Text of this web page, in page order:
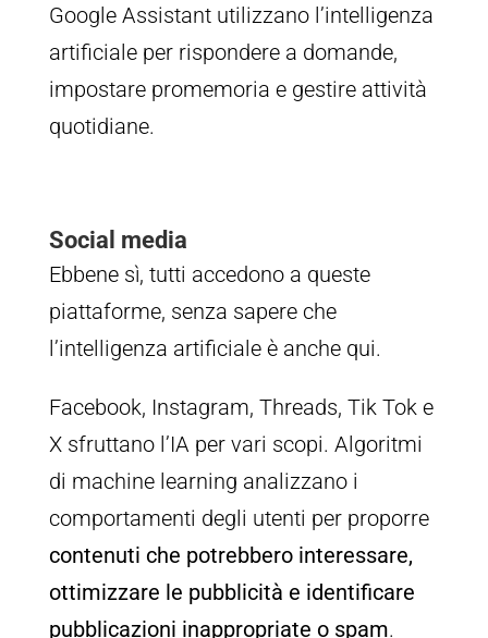
Google Assistant utilizzano l’intelligenza
artificiale per rispondere a domande,
impostare promemoria e gestire attività
quotidiane.
Social media
Ebbene sì, tutti accedono a queste
piattaforme, senza sapere che
l’intelligenza artificiale è anche qui.
Facebook, Instagram, Threads, Tik Tok e
X sfruttano l’IA per vari scopi. Algoritmi
di machine learning analizzano i
comportamenti degli utenti per proporre
contenuti che potrebbero interessare,
ottimizzare le pubblicità e identificare
pubblicazioni inappropriate o spam.